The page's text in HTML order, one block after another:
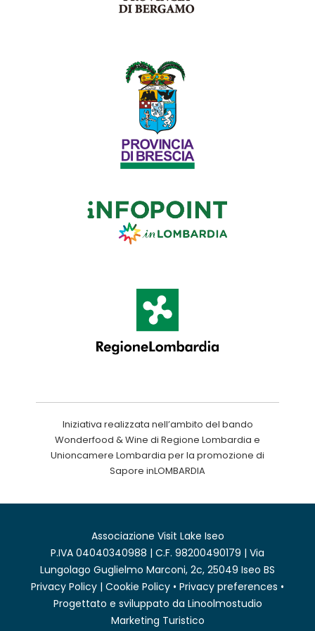
Iniziativa realizzata nell’ambito del bando
Wonderfood & Wine di Regione Lombardia e
Unioncamere Lombardia per la promozione di
Sapore inLOMBARDIA
Associazione Visit Lake Iseo
P.IVA 04040340988 | C.F. 98200490179 | Via
Lungolago Guglielmo Marconi, 2c, 25049 Iseo BS
Privacy Policy | Cookie Policy • Privacy preferences •
Progettato e sviluppato da Linoolmostudio
Marketing Turistico